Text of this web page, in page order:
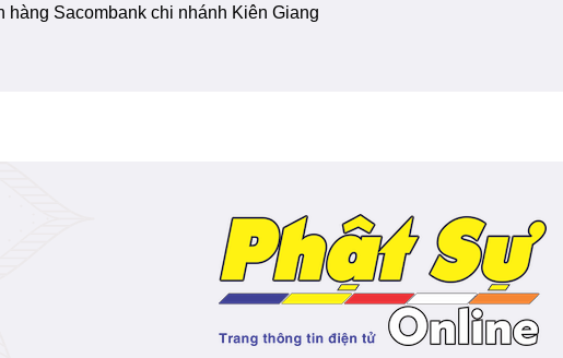
hàng Sacombank chi nhánh Kiên Giang